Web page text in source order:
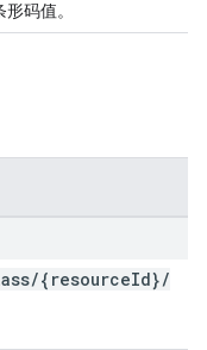
码值。
/{resourceId}/